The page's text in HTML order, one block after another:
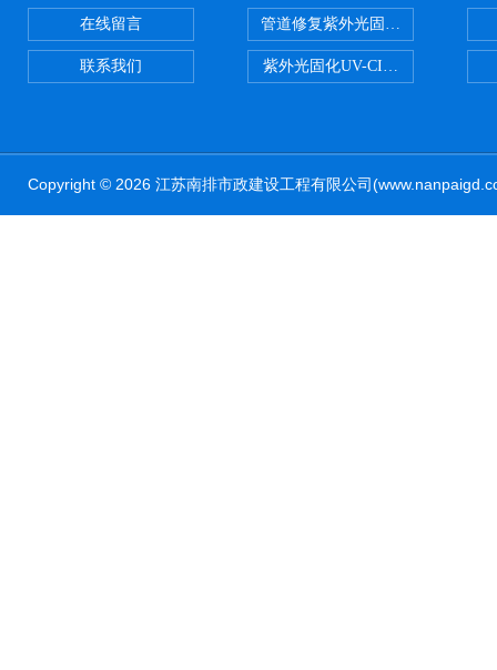
在线留言
联系我们
管道修复紫外光固化修复CIPP内
紫外光固化UV-CIPP修复管道非
Copyright © 2026 江苏南排市政建设工程有限公司